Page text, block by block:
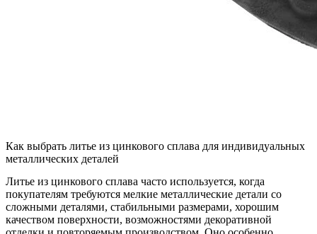
Как выбрать литье из цинкового сплава для индивидуальных
металлических деталей
Литье из цинкового сплава часто используется, когда
покупателям требуются мелкие металлические детали со
сложными деталями, стабильными размерами, хорошим
качеством поверхности, возможностями декоративной